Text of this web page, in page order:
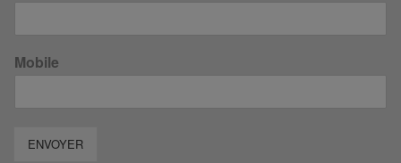
Mobile
ENVOYER